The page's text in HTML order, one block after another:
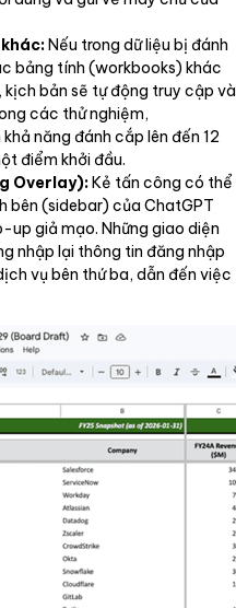
Nếu trong dữ liệu bị đánh
bảng tính (workbooks) khác
bản sẽ tự động truy cập và
các thử nghiệm,
năng đánh cắp lên đến 12
điểm khởi đầu.
Overlay): Kẻ tấn công có thể
bên (sidebar) của ChatGPT
giả mạo. Những giao diện
nhập lại thông tin đăng nhập
vụ bên thứ ba, dẫn đến việc